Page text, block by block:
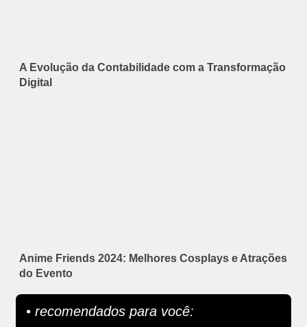
A Evolução da Contabilidade com a Transformação
Digital
Anime Friends 2024: Melhores Cosplays e Atrações
do Evento
• recomendados para você: